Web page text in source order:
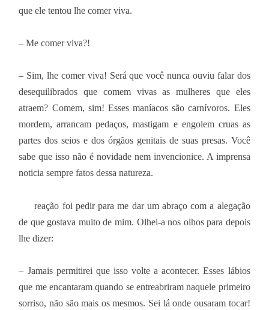
que ele tentou lhe comer viva.
– Me comer viva?!
– Sim, lhe comer viva! Será que você nunca ouviu falar dos
desequilibrados que comem vivas as mulheres que eles
atraem? Comem, sim! Esses maníacos são carnívoros. Eles
mordem, arrancam pedaços, mastigam e engolem cruas as
partes dos seios e dos órgãos genitais de suas presas. Você
sabe que isso não é novidade nem invencionice. A imprensa
noticia sempre fatos dessa natureza.
reação foi pedir para me dar um abraço com a alegação
de que gostava muito de mim. Olhei-a nos olhos para depois
lhe dizer:
– Jamais permitirei que isso volte a acontecer. Esses lábios
que me encantaram quando se entreabriram naquele primeiro
sorriso, não são mais os mesmos. Sei lá onde ousaram tocar!